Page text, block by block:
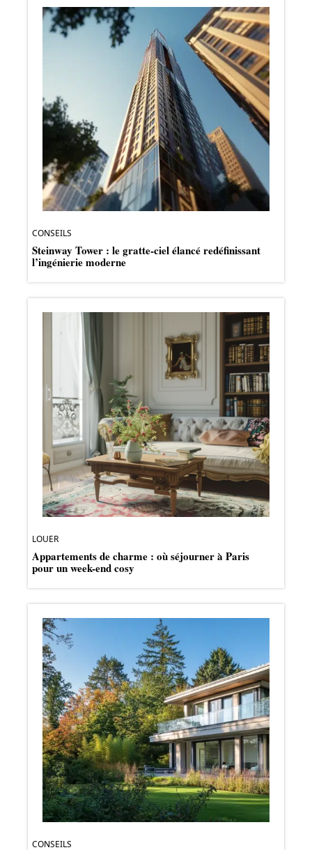
CONSEILS
Steinway Tower : le gratte-ciel élancé redéfinissant
l’ingénierie moderne
LOUER
Appartements de charme : où séjourner à Paris
pour un week-end cosy
CONSEILS